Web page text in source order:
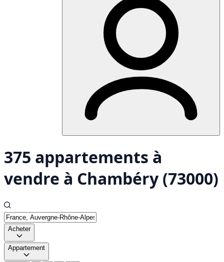
375 appartements à
vendre à Chambéry (73000)
Acheter
Appartement